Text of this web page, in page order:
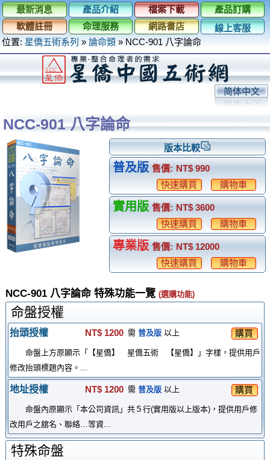
最新消息 產品介紹 檔案下載
產品訂購
軟體註冊
命理服務 網路書店
線上客服
位置: 星僑五術系列 » 論命類 » NCC-901 八字論命
简体中文
NCC-901 八字論命
版本比較
普及版 售價: NT$ 990
購物車
快速購買
實用版 售價: NT$ 3600
購物車
快速購買
專業版 售價: NT$ 12000
購物車
快速購買
NCC-901 八字論命 特殊功能一覽 (選購功能)
命盤授權
抬頭授權 NT$ 1200 需 普及版以上 購買
命盤上方原顯示「【星僑】 星僑五術 【星僑】」字樣，提供用戶
修改抬頭標題內容。...
地址授權 NT$ 1200 需 普及版以上 購買
命盤內原顯示「本公司資訊」共５行(實用版以上版本)，提供用戶修
改用戶之舘名、聯絡…等資...
特殊命盤